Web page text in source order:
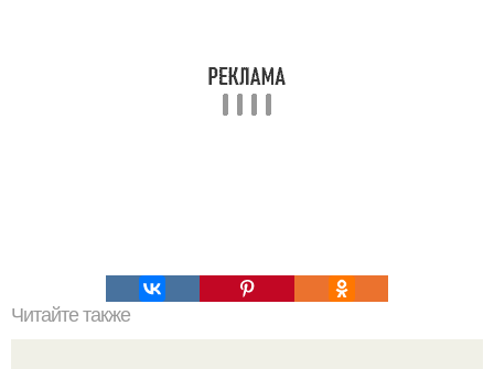
Читайте также